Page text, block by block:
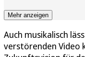
Mehr anzeigen
Auch musikalisch
verstörenden Video